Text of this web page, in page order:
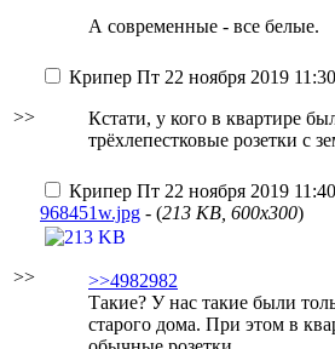
А современные - все белые.
>>
Крипер Пт 22 ноября 2019
Кстати, у кого в квартире
трёхлепестковые розетки с
>>
Крипер Пт 22 ноября 2019
968451w.jpg - (213 KB, 600x300)
>>4982982
Такие? У нас такие были
старого дома. При этом в